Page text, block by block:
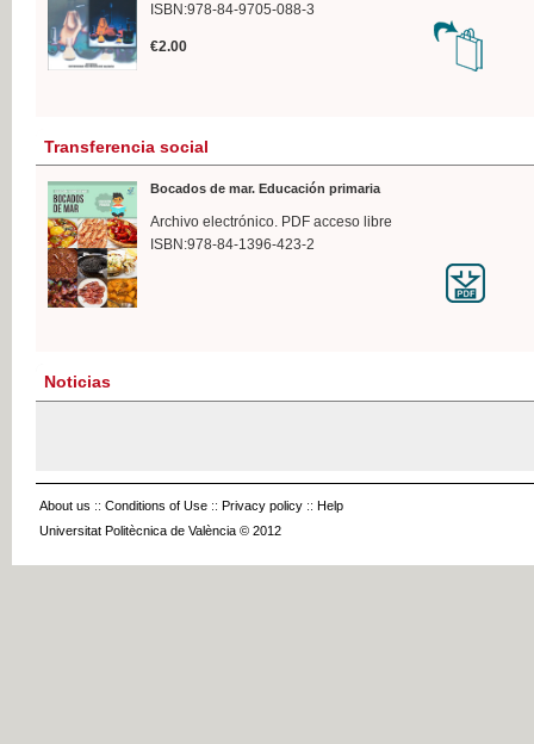
ISBN:978-84-9705-088-3
€2.00
Transferencia social
Bocados de mar. Educación primaria
Archivo electrónico. PDF acceso libre
ISBN:978-84-1396-423-2
Noticias
About us :: Conditions of Use :: Privacy policy :: Help
Universitat Politècnica de València © 2012